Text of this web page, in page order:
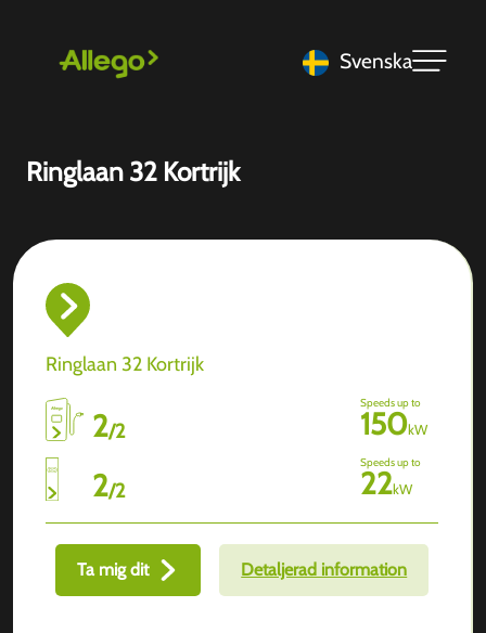
Svenska
Ringlaan 32 Kortrijk
Ringlaan 32 Kortrijk
2/2
Speeds up to
150kW
2/2
Speeds up to
22kW
Ta mig dit Detaljerad information